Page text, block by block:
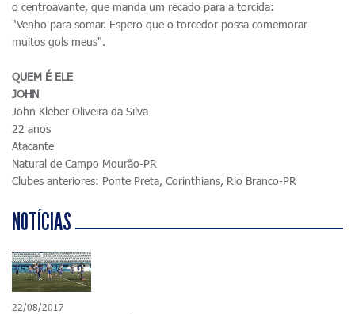
o centroavante, que manda um recado para a torcida:
"Venho para somar. Espero que o torcedor possa comemorar
muitos gols meus".
QUEM É ELE
JOHN
John Kleber Oliveira da Silva
22 anos
Atacante
Natural de Campo Mourão-PR
Clubes anteriores: Ponte Preta, Corinthians, Rio Branco-PR
NOTÍCIAS
22/08/2017